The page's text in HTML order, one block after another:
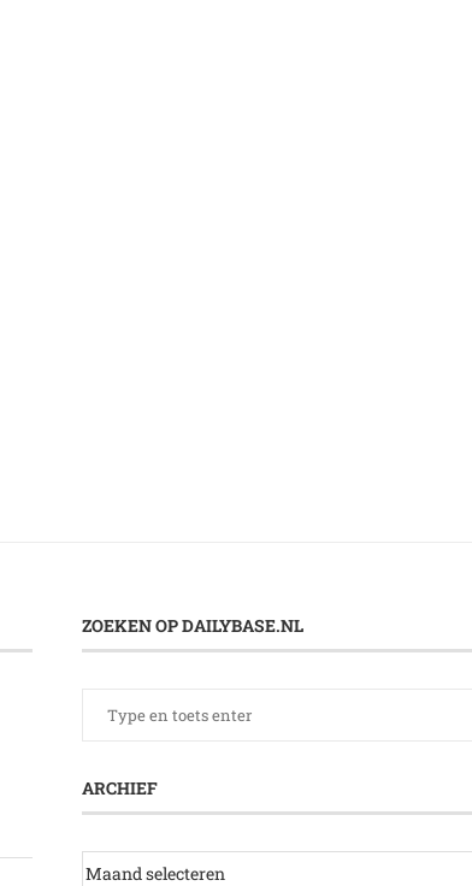
ZOEKEN OP DAILYBASE.NL
ARCHIEF